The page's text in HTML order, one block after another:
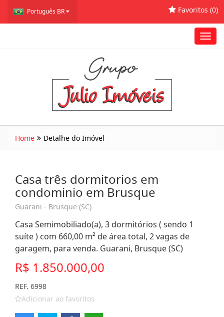
Português BR Favoritos (0)
Home Detalhe do Imóvel
Casa três dormitorios em
condominio em Brusque
Guarani - Brusque (SC)
Casa Semimobiliado(a), 3 dormitórios ( sendo 1
suíte ) com 660,00 m² de área total, 2 vagas de
garagem, para venda. Guarani, Brusque (SC)
R$ 1.850.000,00
REF. 6998
Adicionar ao favoritos